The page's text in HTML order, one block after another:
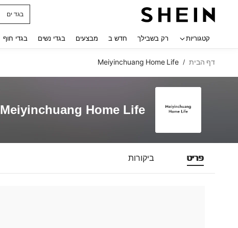
בגד ים
קטגוריות רק בשבילך חדש ב מבצעים בגדי נשים בגדי חוף
דף הבית /
Meiyinchuang Home Life
Meiyinchuang Home Life
פריט ביקורות